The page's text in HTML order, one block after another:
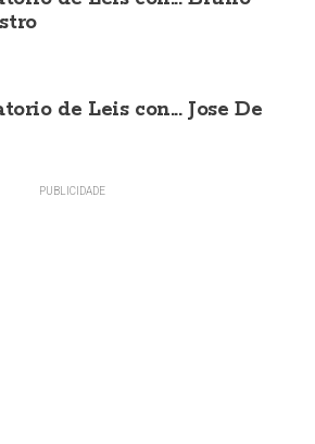
de Leis con... Jose De